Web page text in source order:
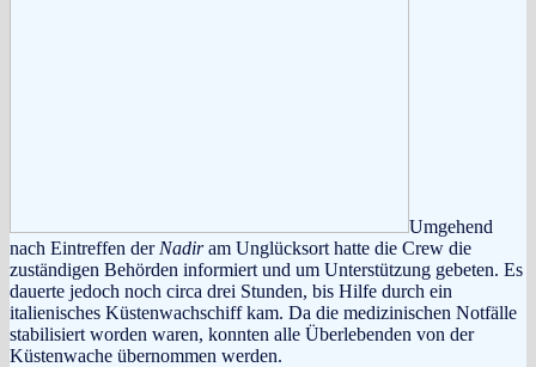
Umgehend
nach Eintreffen der Nadiram Unglücksort hatte die Crew die
zuständigen Behörden informiert und um Unterstützung gebeten. Es
dauerte jedoch noch circa drei Stunden, bis Hilfe durch ein
italienisches Küstenwachschiff kam. Da die medizinischen Notfälle
stabilisiert worden waren, konnten alle Überlebenden von der
Küstenwache übernommen werden.